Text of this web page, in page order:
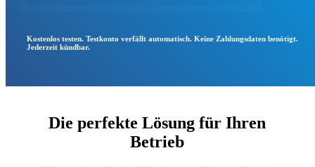
Kostenlos testen. Testkonto verfällt automatisch. Keine Zahlungsdaten benötigt.
Jederzeit kündbar.
Die perfekte Lösung für Ihren
Betrieb